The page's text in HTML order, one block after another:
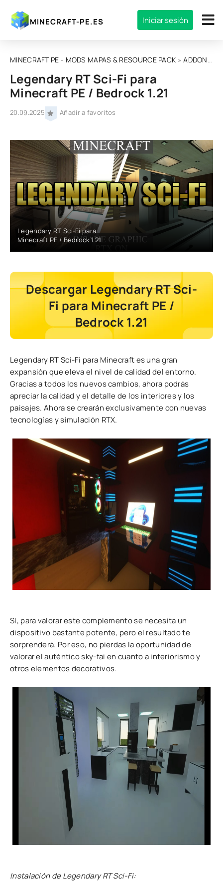
MINECRAFT-PE.ES Iniciar sesión
MINECRAFT PE - MODS MAPAS & RESOURCE PACK »ADDONS
Legendary RT Sci-Fi para
Minecraft PE / Bedrock 1.21
20.09.2025 Añadir a favoritos
Legendary RT Sci-Fi para
Minecraft PE / Bedrock 1.21
Descargar Legendary RT Sci-
Fi para Minecraft PE /
Bedrock 1.21
Legendary RT Sci-Fi para Minecraft es una gran
expansión que eleva el nivel de calidad del entorno.
Gracias a todos los nuevos cambios, ahora podrás
apreciar la calidad y el detalle de los interiores y los
paisajes. Ahora se crearán exclusivamente con nuevas
tecnologías y simulación RTX.
Sí, para valorar este complemento se necesita un
dispositivo bastante potente, pero el resultado te
sorprenderá. Por eso, no pierdas la oportunidad de
valorar el auténtico sky-fai en cuanto a interiorismo y
otros elementos decorativos.
Instalación de Legendary RT Sci-Fi: